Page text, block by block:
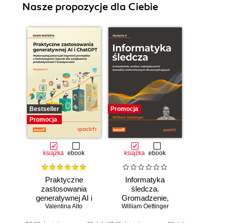
Nasze propozycje dla Ciebie
Bestseller
Promocja
książka ebook
Praktyczne
zastosowania
generatywnej AI i
ChatGPT.
Valentina Alto
Promocja
książka ebook
Informatyka
śledcza.
Gromadzenie,
analiza i
William Oettinger